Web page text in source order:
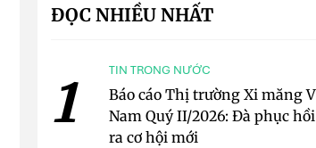
ĐỌC NHIỀU NHẤT
1 TIN TRONG NƯỚC
Báo cáo Thị trường Xi măng
Nam Quý II/2026: Đà phục
ra cơ hội mới